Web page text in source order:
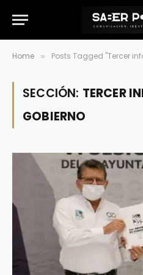
Home » Posts Tagged "Tercer
SECCIÓN: TERCER
GOBIERNO